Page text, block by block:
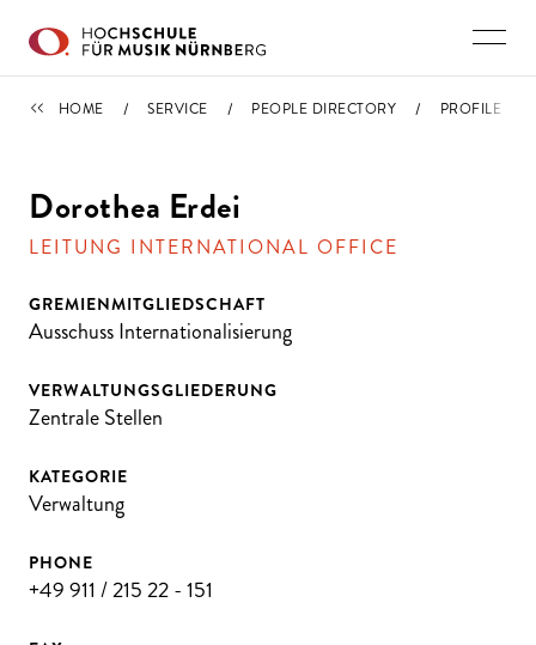
PEOPLE DIRECTORY
HOME SERVICE PEOPLE DIRECTORY PROFILE
Dorothea Erdei
LEITUNG INTERNATIONAL OFFICE
GREMIENMITGLIEDSCHAFT
Ausschuss Internationalisierung
VERWALTUNGSGLIEDERUNG
Zentrale Stellen
KATEGORIE
Verwaltung
PHONE
+49 911 / 215 22 - 151